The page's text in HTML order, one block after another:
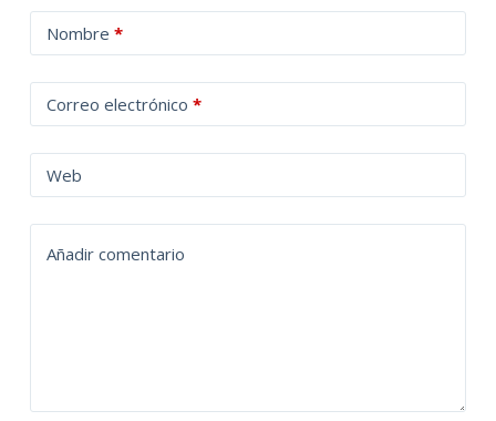
Nombre *
Correo electrónico *
Web
Añadir comentario
l
t
a
t